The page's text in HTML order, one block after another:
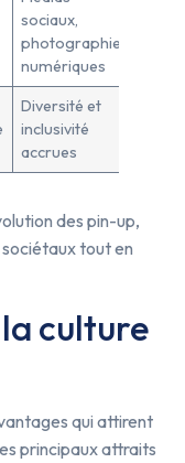
sociaux,
photographies
numériques
Diversité et
inclusivité
accrues
des pin-up,
tout en
culture
qui attirent
principaux attraits